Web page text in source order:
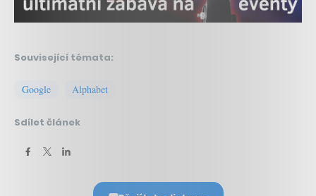
Související témata:
Google Alphabet
Sdílet článek